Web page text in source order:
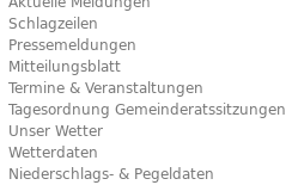
Schlagzeilen
Pressemeldungen
Mitteilungsblatt
Termine & Veranstaltungen
Tagesordnung Gemeinderatssitzungen
Unser Wetter
Wetterdaten
Niederschlags- & Pegeldaten